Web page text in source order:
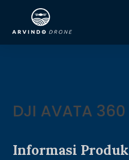
DJI AVATA 360
Informasi Produk